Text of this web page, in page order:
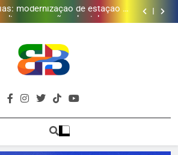
reforça abastecimento de água
diversas opções de vinhos para
Descubra como escolher o que
Nosso Sentimento e Gustavo
projeto que atende 140 crianças
modernização de estação de
reforça abastecimento de água
diversas opções de vinhos para
Descubra como escolher o que
mais combina com ele
Nosso Sentimento e Gustavo
Iguaçu neste fim de semana
Brava
Baixada
Baixada Fluminense Em Destaque!